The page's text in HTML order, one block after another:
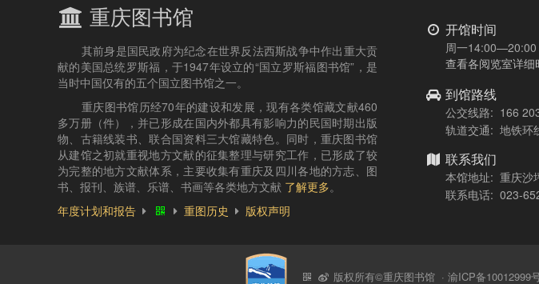
重庆图书馆
其前身是国民政府为纪念在世界反法西斯战争中作出重大贡
献的美国总统罗斯福，于1947年设立的“国立罗斯福图书馆”，是
当时中国仅有的五个国立图书馆之一。
重庆图书馆历经70年的建设和发展，现有各类馆藏文献460
多万册（件），并已形成在国内外都具有影响力的民国时期出版
物、古籍线装书、联合国资料三大馆藏特色。同时，重庆图书馆
从建馆之初就重视地方文献的征集整理与研究工作，已形成了较
为完整的地方文献体系，主要收集有重庆及四川各地的方志、图
书、报刊、族谱、乐谱、书画等各类地方文献 了解更多。
年度计划和报告
重图历史 版权声明
开馆时间
周一
查看各阅览室详细
到馆路线
公交线路: 166
轨道交通: 地铁环
联系我们
本馆地址: 重庆沙
联系电话: 023-
版权所有©重庆图书馆 ·渝ICP备10012999